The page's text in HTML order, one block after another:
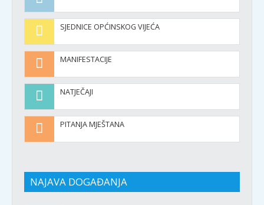
SJEDNICE OPĆINSKOG VIJEĆA
MANIFESTACIJE
NATJEČAJI
PITANJA MJEŠTANA
NAJAVA DOGAĐANJA